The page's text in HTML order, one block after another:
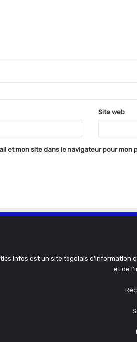
Site web
et mon site dans le navigateur pour mon
infos est un site togolais d'information
et de